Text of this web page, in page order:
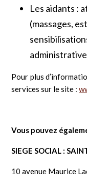
Les aidants :
(massages,
Pour plus
services sur le site :
Vous pouvez
SIEGE SOCIAL :
10 avenue Maurice